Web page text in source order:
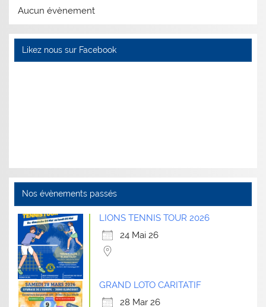
Aucun évènement
Likez nous sur Facebook
Nos évènements passés
LIONS TENNIS TOUR 2026
24 Mai 26
GRAND LOTO CARITATIF
28 Mar 26